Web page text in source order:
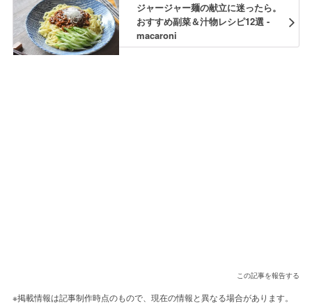
ジャージャー麺の献立に迷ったら。
おすすめ副菜＆汁物レシピ12選 -
macaroni
この記事を報告する
※掲載情報は記事制作時点のもので、現在の情報と異なる場合があります。